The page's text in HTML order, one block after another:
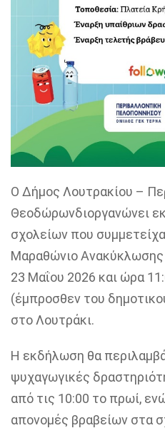
Ο Δήμος Λουτρακίου –
Θεοδώρωνδιοργανώνει
σχολείων που
Μαραθώνιο Ανακύκλωσης
23 Μαΐου 2026 και ώρα
(έμπροσθεν του
στο Λουτράκι.
Η εκδήλωση θα
ψυχαγωγικές
από τις 10:00 το πρωί,
απονομές βραβείων στα